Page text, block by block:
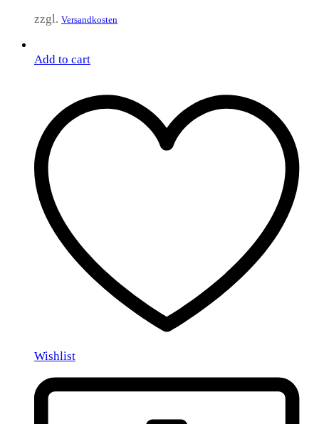
zzgl. Versandkosten
Add to cart
Wishlist